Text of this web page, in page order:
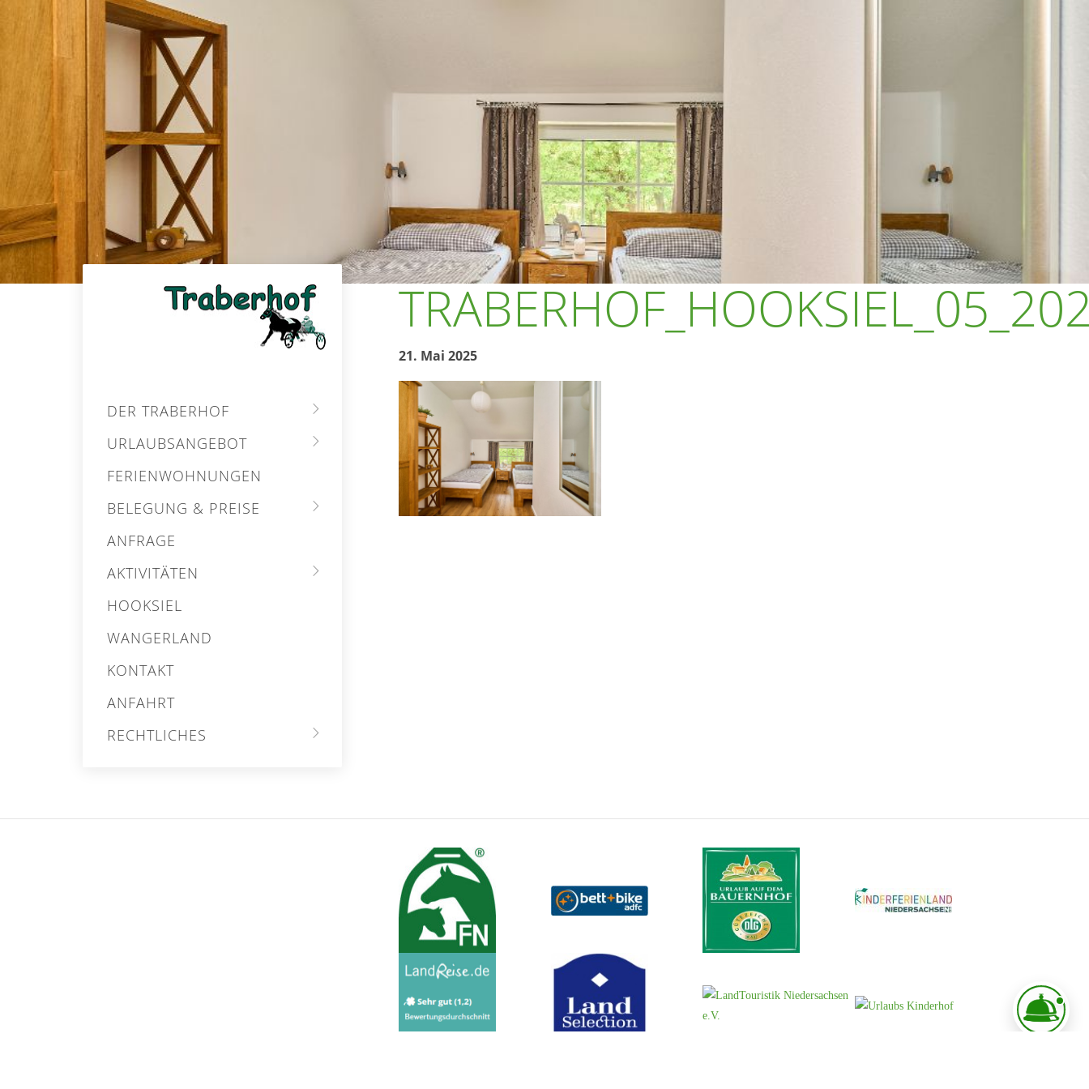
Skip to main content
DER TRABERHOF
URLAUBSANGEBOT
FERIENWOHNUNGEN
BELEGUNG & PREISE
ANFRAGE
AKTIVITÄTEN
HOOKSIEL
WANGERLAND
KONTAKT
ANFAHRT
RECHTLICHES
21. Mai 2025